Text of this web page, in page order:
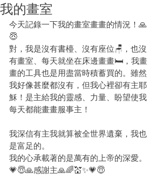
我的畫室
今天記錄一下我的畫室畫畫的情況！🙏
😇
對，我是沒有書檯、沒有座位🪑，也沒
有畫室、每天就坐在床邊畫畫🛏，我畫
畫的工具也是用盡當時積蓄買的。雖然
我好像甚麼都沒有，但我心裡卻有主耶
穌！是主給我的靈感、力量、盼望使我
每天都能畫畫服事主！
我深信有主我就算被全世界遺棄，我也
是富足的。
我的心承載著的是萬有的上帝的深愛。
💗😇🙏感謝主🙏🌈💒✨💗😇